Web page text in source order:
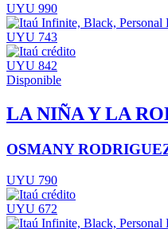
UYU 990
UYU 743
UYU 842
Disponible
LA NIÑA Y LA
OSMANY
UYU 790
UYU 672